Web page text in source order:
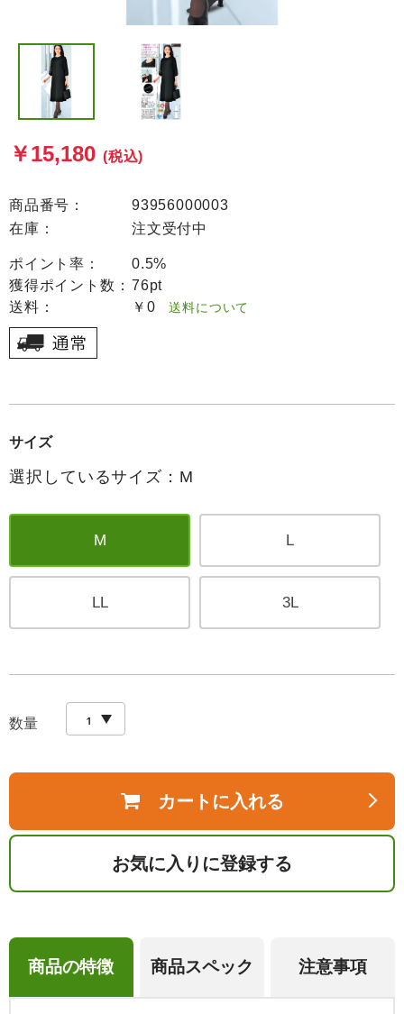
￥15,180 (税込)
商品番号：
93956000003
在庫：
注文受付中
ポイント率：
0.5%
獲得ポイント数： 76pt
送料：
￥0 送料について
サイズ
選択しているサイズ：M
M L
LL 3L
数量
カートに入れる
お気に入りに登録する
商品の特徴 商品スペック 注意事項